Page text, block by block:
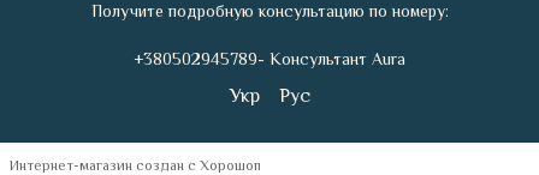
Получите подробную консультацию по номеру:
+380502945789- Консультант Aura
Укр Рус
Интернет-магазин создан с Хорошоп